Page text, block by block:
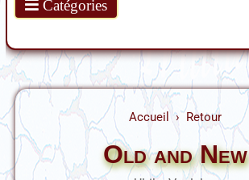
Catégories
Accueil Retour
Old and New